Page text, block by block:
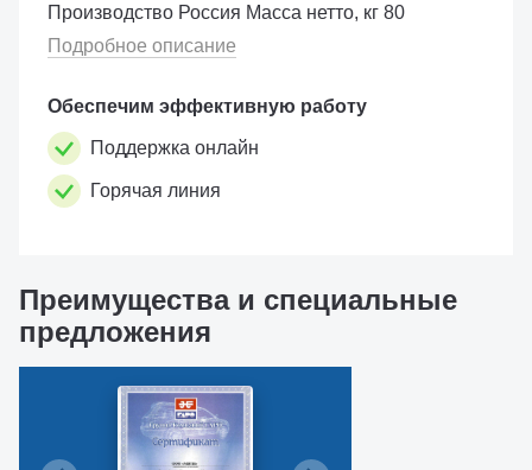
Производство Россия Масса нетто, кг 80
Подробное описание
Обеспечим эффективную работу
Поддержка онлайн
Горячая линия
Преимущества и специальные
предложения